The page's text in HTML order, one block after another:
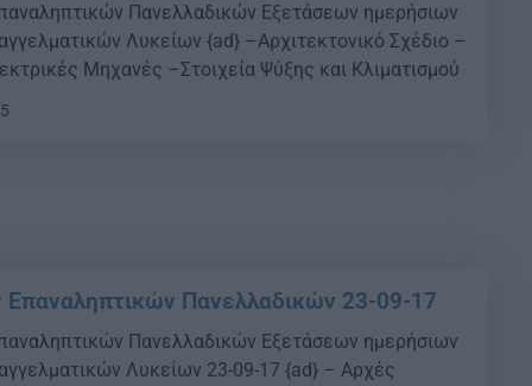
Πανελλαδικών Εξετάσεων ημερήσιων
Λυκείων {ad} –Αρχιτεκτονικό Σχέδιο –
Μηχανές –Στοιχεία Ψύξης και Κλιματισμού
Πανελλαδικών 23-09-17
Πανελλαδικών Εξετάσεων ημερήσιων
Λυκείων 23-09-17 {ad} – Αρχές